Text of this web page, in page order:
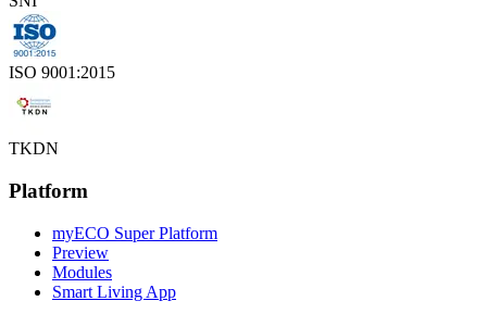
ISO 9001:2015
TKDN
Platform
myECO Super Platform
Preview
Modules
Smart Living App